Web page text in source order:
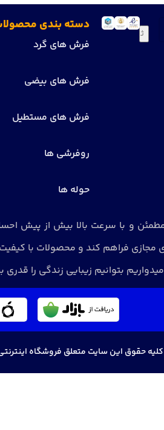
دسته بندی
فرش های گرد
فرش های بیضی
فرش های مستطیل
روفرشی ها
حوله ها
مطمئن و با سرعت بالا بیش از
فراهم کند و محصولات با
بتوانیم زیبایی زندگی را
کلیه حقوق این سایت متعلق فروشگاه